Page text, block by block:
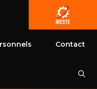
Contact